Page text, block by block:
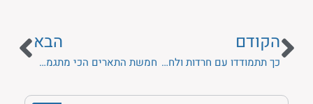
הקודם
כך תתמודדו עם חרדות ולחצים בתואר
הבא
חמשת התארים הכי מתגמלים